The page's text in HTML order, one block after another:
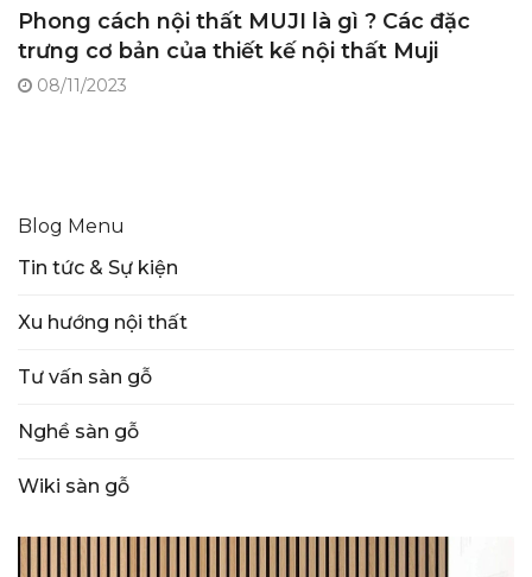
Phong cách nội thất MUJI là gì ? Các đặc
trưng cơ bản của thiết kế nội thất Muji
08/11/2023
Blog Menu
Tin tức & Sự kiện
Xu hướng nội thất
Tư vấn sàn gỗ
Nghề sàn gỗ
Wiki sàn gỗ